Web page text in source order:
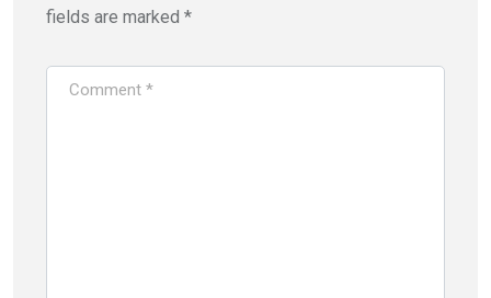
fields are marked *